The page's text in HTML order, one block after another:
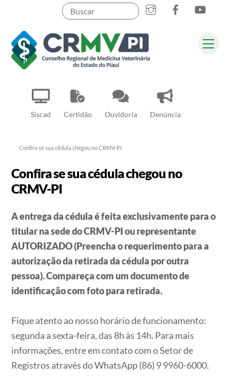
content
Siscad Certidão Ouvidoria Denúncia
InstagramFacebook
Pesquisar
Confira se sua cédula chegou no CRMV-PI
Confira se sua cédula chegou no
CRMV-PI
A entrega da cédula é feita exclusivamente para o
titular na sede do CRMV-PI ou representante
AUTORIZADO (Preencha o requerimento para a
autorização da retirada da cédula por outra
pessoa). Compareça com um documento de
identificação com foto para retirada.
Fique atento ao nosso horário de funcionamento:
segunda a sexta-feira, das 8h às 14h. Para mais
informações, entre em contato com o Setor de
Registros através do WhatsApp (86) 9 9960-6000.